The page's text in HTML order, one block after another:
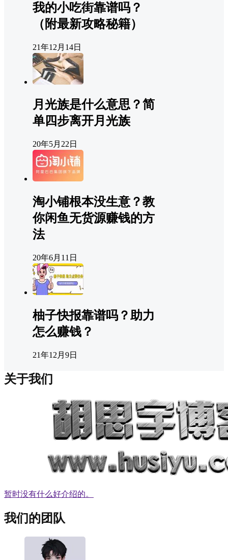
我的小吃街靠谱吗？
（附最新攻略秘籍）
21年12月14日
月光族是什么意思？简
单四步离开月光族
20年5月22日
淘小铺根本没生意？教
你闲鱼无货源赚钱的方
法
20年6月11日
柚子快报靠谱吗？助力
怎么赚钱？
21年12月9日
关于我们
暂时没有什么好介绍的。
我们的团队